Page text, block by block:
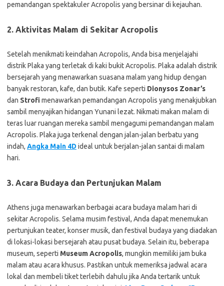
pemandangan spektakuler Acropolis yang bersinar di kejauhan.
2. Aktivitas Malam di Sekitar Acropolis
Setelah menikmati keindahan Acropolis, Anda bisa menjelajahi
distrik Plaka yang terletak di kaki bukit Acropolis. Plaka adalah distrik
bersejarah yang menawarkan suasana malam yang hidup dengan
banyak restoran, kafe, dan butik. Kafe seperti Dionysos Zonar’s
dan Strofi menawarkan pemandangan Acropolis yang menakjubkan
sambil menyajikan hidangan Yunani lezat. Nikmati makan malam di
teras luar ruangan mereka sambil mengagumi pemandangan malam
Acropolis. Plaka juga terkenal dengan jalan-jalan berbatu yang
indah, Angka Main 4D ideal untuk berjalan-jalan santai di malam
hari.
3. Acara Budaya dan Pertunjukan Malam
Athens juga menawarkan berbagai acara budaya malam hari di
sekitar Acropolis. Selama musim festival, Anda dapat menemukan
pertunjukan teater, konser musik, dan festival budaya yang diadakan
di lokasi-lokasi bersejarah atau pusat budaya. Selain itu, beberapa
museum, seperti Museum Acropolis, mungkin memiliki jam buka
malam atau acara khusus. Pastikan untuk memeriksa jadwal acara
lokal dan membeli tiket terlebih dahulu jika Anda tertarik untuk